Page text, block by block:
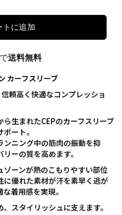
トに追加
送料無料
カーフスリーブ
頼高く快適なコンプレッショ
生まれたCEPのカーフスリーブ
ート。
ニング中の筋肉の振動を抑
ーの質を高めます。
ーンが熱のこもりやすい部位
に優れた素材が汗を素早く逃が
着用感を実現。
スタイリッシュに支えます。